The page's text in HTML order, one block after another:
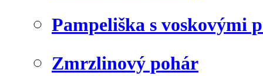
Pampeliška s voskovými
Zmrzlinový pohár